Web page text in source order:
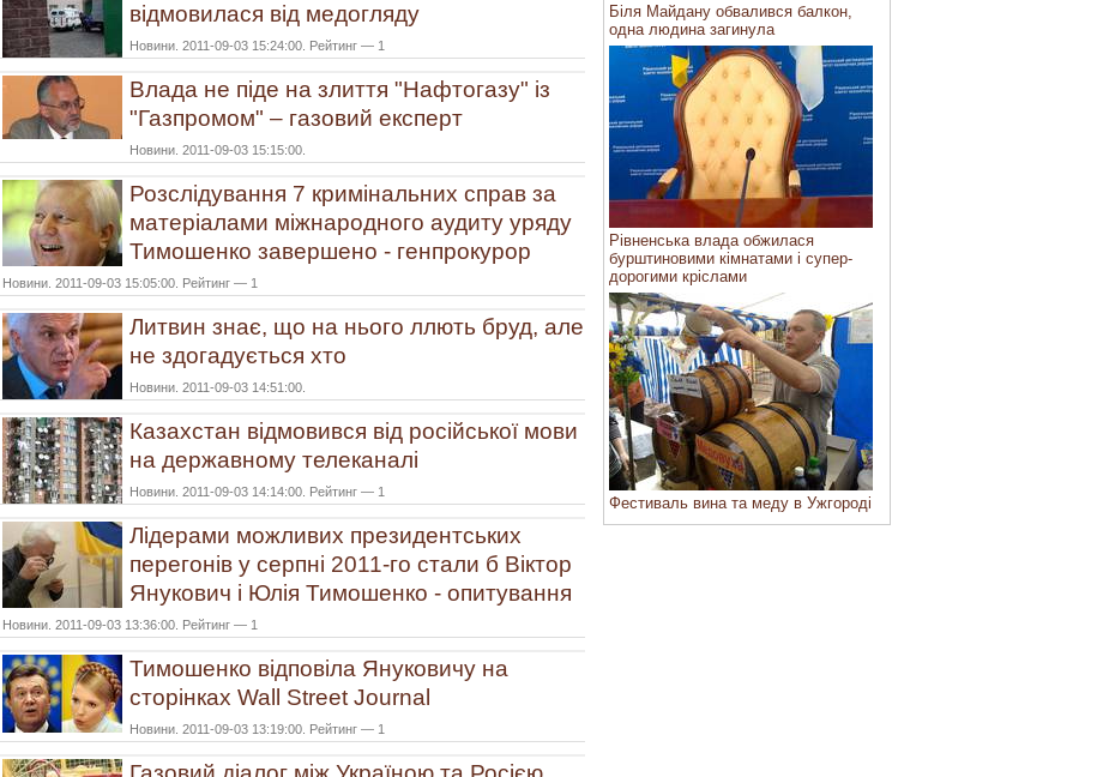
відмовилася від медогляду
Новини. 2011-09-03 15:24:00. Рейтинг — 1
Влада не піде на злиття "Нафтогазу" із
"Газпромом" – газовий експерт
Новини. 2011-09-03 15:15:00.
Розслідування 7 кримінальних справ за
матеріалами міжнародного аудиту уряду
Тимошенко завершено - генпрокурор
Новини. 2011-09-03 15:05:00. Рейтинг — 1
Литвин знає, що на нього ллють бруд, але
не здогадується хто
Новини. 2011-09-03 14:51:00.
Казахстан відмовився від російської мови
на державному телеканалі
Новини. 2011-09-03 14:14:00. Рейтинг — 1
Лідерами можливих президентських
перегонів у серпні 2011-го стали б Віктор
Янукович і Юлія Тимошенко - опитування
Новини. 2011-09-03 13:36:00. Рейтинг — 1
Тимошенко відповіла Януковичу на
сторінках Wall Street Journal
Новини. 2011-09-03 13:19:00. Рейтинг — 1
Біля Майдану обвалився балкон,
одна людина загинула
Рівненська влада обжилася
бурштиновими кімнатами і супер-
дорогими кріслами
Фестиваль вина та меду в Ужгороді